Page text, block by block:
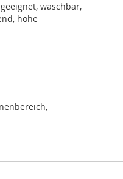
waschbar,
hohe